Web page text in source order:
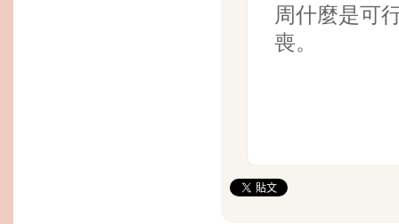
周什麼是可
喪。